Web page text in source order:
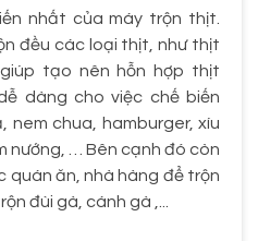
nhất của máy trộn thịt.
đều các loại thịt, như thịt
tạo nên hỗn hợp thịt
dàng cho việc chế biến
nem chua, hamburger, xíu
nướng, … Bên cạnh đó còn
quán ăn, nhà hàng để trộn
đùi gà, cánh gà ,...